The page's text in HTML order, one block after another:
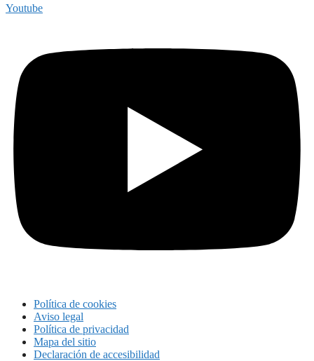
Youtube
Política de cookies
Aviso legal
Política de privacidad
Mapa del sitio
Declaración de accesibilidad